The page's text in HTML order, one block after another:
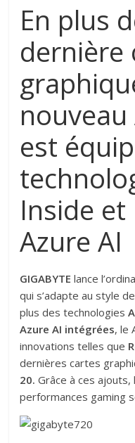
En plus
dernière
nouveau
est
Inside
Azure AI
GIGABYTE lance
qui s’adapte au style
plus des technologies
Azure AI intégrées, le
innovations telles que
dernières cartes
20. Grâce à ces ajouts,
performances gaming